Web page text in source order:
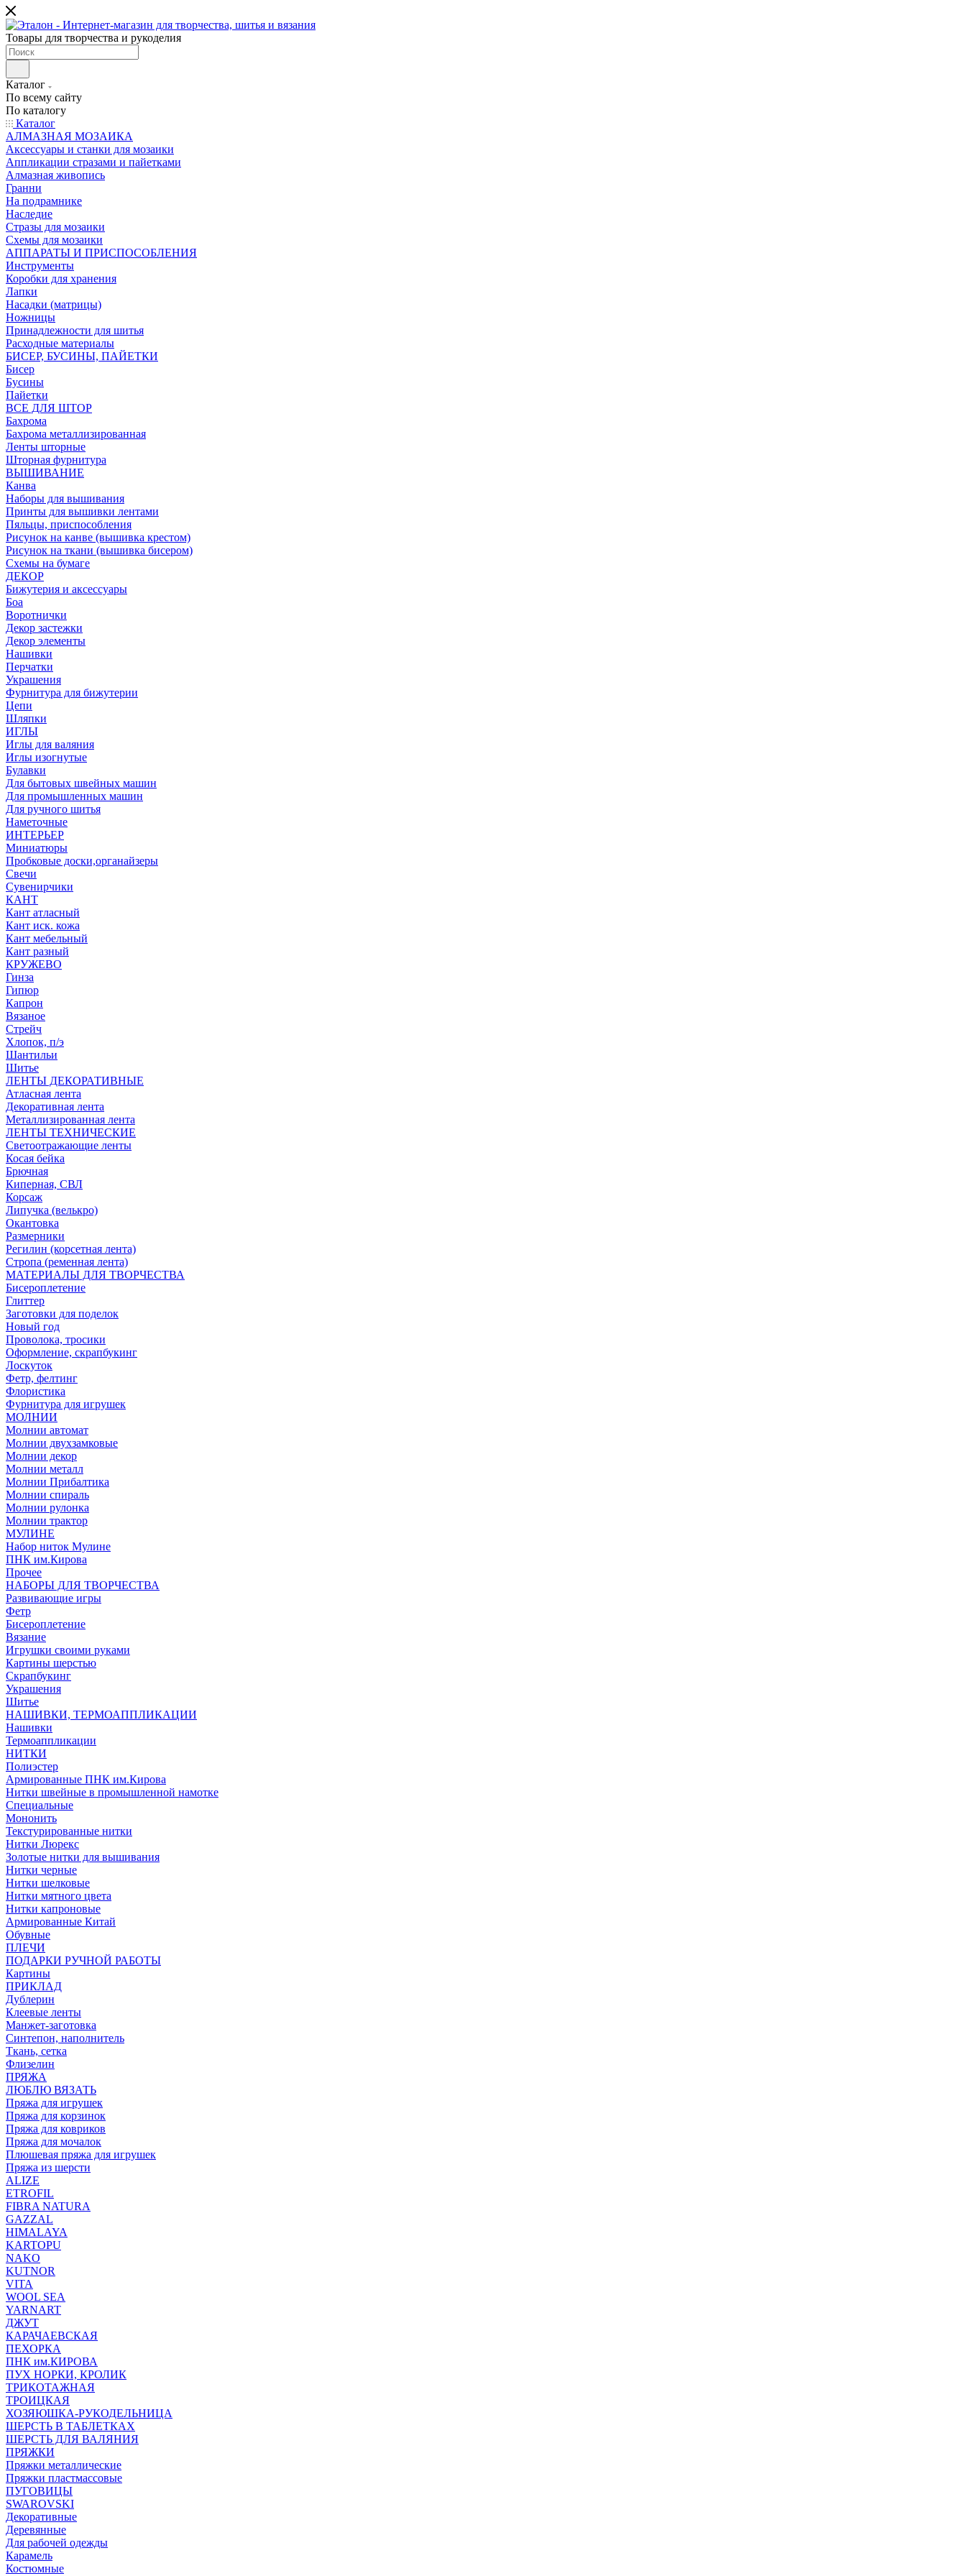
Товары для творчества и рукоделия
Каталог
По всему сайту
По каталогу
Каталог
АЛМАЗНАЯ МОЗАИКА
Аксессуары и станки для мозаики
Аппликации стразами и пайетками
Алмазная живопись
Гранни
На подрамнике
Наследие
Стразы для мозаики
Схемы для мозаики
АППАРАТЫ И ПРИСПОСОБЛЕНИЯ
Инструменты
Коробки для хранения
Лапки
Насадки (матрицы)
Ножницы
Принадлежности для шитья
Расходные материалы
БИСЕР, БУСИНЫ, ПАЙЕТКИ
Бисер
Бусины
Пайетки
ВСЕ ДЛЯ ШТОР
Бахрома
Бахрома металлизированная
Ленты шторные
Шторная фурнитура
ВЫШИВАНИЕ
Канва
Наборы для вышивания
Принты для вышивки лентами
Пяльцы, приспособления
Рисунок на канве (вышивка крестом)
Рисунок на ткани (вышивка бисером)
Схемы на бумаге
ДЕКОР
Бижутерия и аксессуары
Боа
Воротнички
Декор застежки
Декор элементы
Нашивки
Перчатки
Украшения
Фурнитура для бижутерии
Цепи
Шляпки
ИГЛЫ
Иглы для валяния
Иглы изогнутые
Булавки
Для бытовых швейных машин
Для промышленных машин
Для ручного шитья
Наметочные
ИНТЕРЬЕР
Миниатюры
Пробковые доски,органайзеры
Свечи
Сувенирчики
КАНТ
Кант атласный
Кант иск. кожа
Кант мебельный
Кант разный
КРУЖЕВО
Гинза
Гипюр
Капрон
Вязаное
Стрейч
Хлопок, п/э
Шантильи
Шитье
ЛЕНТЫ ДЕКОРАТИВНЫЕ
Атласная лента
Декоративная лента
Металлизированная лента
ЛЕНТЫ ТЕХНИЧЕСКИЕ
Светоотражающие ленты
Косая бейка
Брючная
Киперная, СВЛ
Корсаж
Липучка (велькро)
Окантовка
Размерники
Регилин (корсетная лента)
Стропа (ременная лента)
МАТЕРИАЛЫ ДЛЯ ТВОРЧЕСТВА
Бисероплетение
Глиттер
Заготовки для поделок
Новый год
Проволока, тросики
Оформление, скрапбукинг
Лоскуток
Фетр, фелтинг
Флористика
Фурнитура для игрушек
МОЛНИИ
Молнии автомат
Молнии двухзамковые
Молнии декор
Молнии металл
Молнии Прибалтика
Молнии спираль
Молнии рулонка
Молнии трактор
МУЛИНЕ
Набор ниток Мулине
ПНК им.Кирова
Прочее
НАБОРЫ ДЛЯ ТВОРЧЕСТВА
Развивающие игры
Фетр
Бисероплетение
Вязание
Игрушки своими руками
Картины шерстью
Скрапбукинг
Украшения
Шитье
НАШИВКИ, ТЕРМОАППЛИКАЦИИ
Нашивки
Термоаппликации
НИТКИ
Полиэстер
Армированные ПНК им.Кирова
Нитки швейные в промышленной намотке
Специальные
Мононить
Текстурированные нитки
Нитки Люрекс
Золотые нитки для вышивания
Нитки черные
Нитки шелковые
Нитки мятного цвета
Нитки капроновые
Армированные Китай
Обувные
ПЛЕЧИ
ПОДАРКИ РУЧНОЙ РАБОТЫ
Картины
ПРИКЛАД
Дублерин
Клеевые ленты
Манжет-заготовка
Синтепон, наполнитель
Ткань, сетка
Флизелин
ПРЯЖА
ЛЮБЛЮ ВЯЗАТЬ
Пряжа для игрушек
Пряжа для корзинок
Пряжа для ковриков
Пряжа для мочалок
Плюшевая пряжа для игрушек
Пряжа из шерсти
ALIZE
ETROFIL
FIBRA NATURA
GAZZAL
HIMALAYA
KARTOPU
NAKO
KUTNOR
VITA
WOOL SEA
YARNART
ДЖУТ
КАРАЧАЕВСКАЯ
ПЕХОРКА
ПНК им.КИРОВА
ПУХ НОРКИ, КРОЛИК
ТРИКОТАЖНАЯ
ТРОИЦКАЯ
ХОЗЯЮШКА-РУКОДЕЛЬНИЦА
ШЕРСТЬ В ТАБЛЕТКАХ
ШЕРСТЬ ДЛЯ ВАЛЯНИЯ
ПРЯЖКИ
Пряжки металлические
Пряжки пластмассовые
ПУГОВИЦЫ
SWAROVSKI
Декоративные
Деревянные
Для рабочей одежды
Карамель
Костюмные